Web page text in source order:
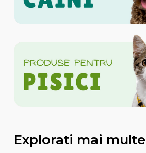
Explorati mai multe